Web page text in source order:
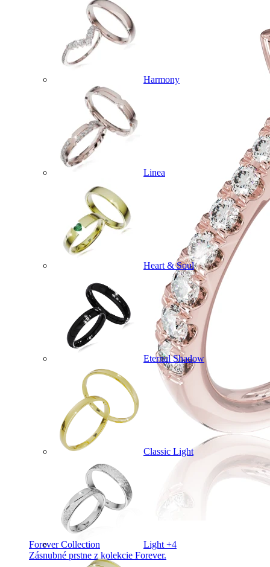
Forever Collection
Zásnubné prstne z kolekcie Forever.
Harmony
Linea
Heart & Soul
Eternal Shadow
Classic Light
Light +4